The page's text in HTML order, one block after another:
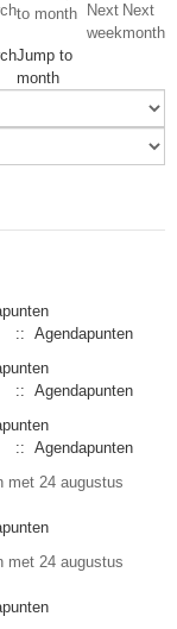
Jump to
month
:: Agendapunten
:: Agendapunten
:: Agendapunten
met 24 augustus
met 24 augustus